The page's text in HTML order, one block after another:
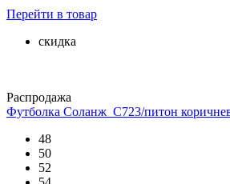
Перейти в товар
скидка
Распродажа
Футболка Соланж_С723/питон
48
50
52